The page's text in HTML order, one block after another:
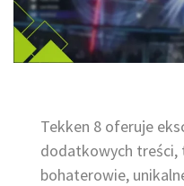
Tekken 8 oferuje
dodatkowych
bohaterowie,